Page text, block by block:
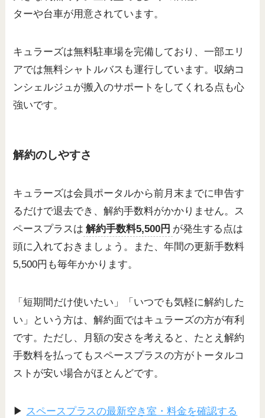
ターや台車が用意されています。
キュラーズは無料駐車場を完備しており、一部エリ
アでは無料シャトルバスも運行しています。収納コ
ンシェルジュが搬入のサポートをしてくれる点も心
強いです。
解約のしやすさ
キュラーズは会員ポータルから前月末までに申告す
るだけで退去でき、解約手数料がかかりません。ス
ペースプラスは 解約手数料5,500円 が発生する点は
頭に入れておきましょう。また、年間の更新手数料
5,500円も毎年かかります。
「短期間だけ使いたい」「いつでも気軽に解約した
い」という方は、解約面ではキュラーズの方が有利
です。ただし、月額の安さを考えると、たとえ解約
手数料を払ってもスペースプラスの方がトータルコ
ストが安い場合がほとんどです。
▶ スペースプラスの最新空き室・料金を確認する